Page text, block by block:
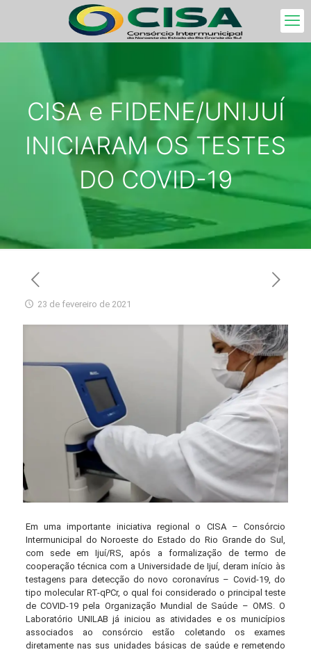
CISA e FIDENE/UNIJUÍ
INICIARAM OS TESTES
DO COVID-19
23 de fevereiro de 2021
Em uma importante iniciativa regional o CISA – Consórcio
Intermunicipal do Noroeste do Estado do Rio Grande do Sul,
com sede em Ijuí/RS, após a formalização de termo de
cooperação técnica com a Universidade de Ijuí, deram início às
testagens para detecção do novo coronavírus – Covid-19, do
tipo molecular RT-qPCr, o qual foi considerado o principal teste
de COVID-19 pela Organização Mundial de Saúde – OMS. O
Laboratório UNILAB já iniciou as atividades e os municípios
associados ao consórcio estão coletando os exames
diretamente nas sus unidades básicas de saúde e remetendo